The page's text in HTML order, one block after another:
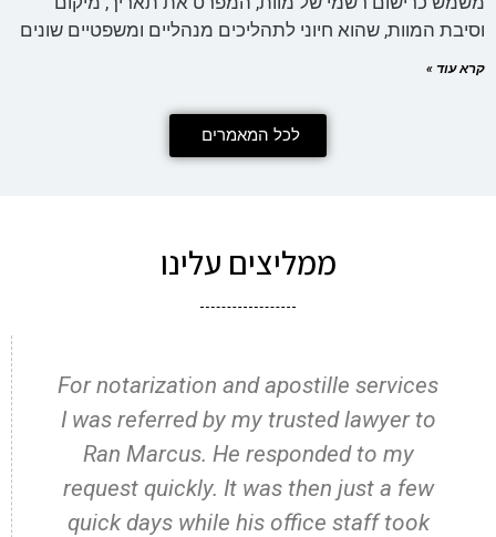
וסיבת המוות, שהוא חיוני לתהליכים מנהליים ומשפטיים שונים
קרא עוד »
לכל המאמרים
ממליצים עלינו
For notarization and apostille services
I was referred by my trusted lawyer to
Ran Marcus. He responded to my
request quickly. It was then just a few
quick days while his office staff took